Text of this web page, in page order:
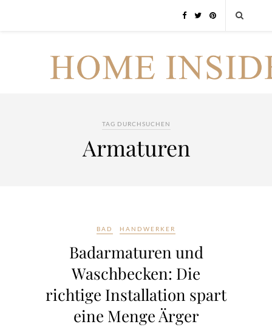
TAG DURCHSUCHEN
Armaturen
BAD HANDWERKER
Badarmaturen und
Waschbecken: Die
richtige Installation spart
eine Menge Ärger